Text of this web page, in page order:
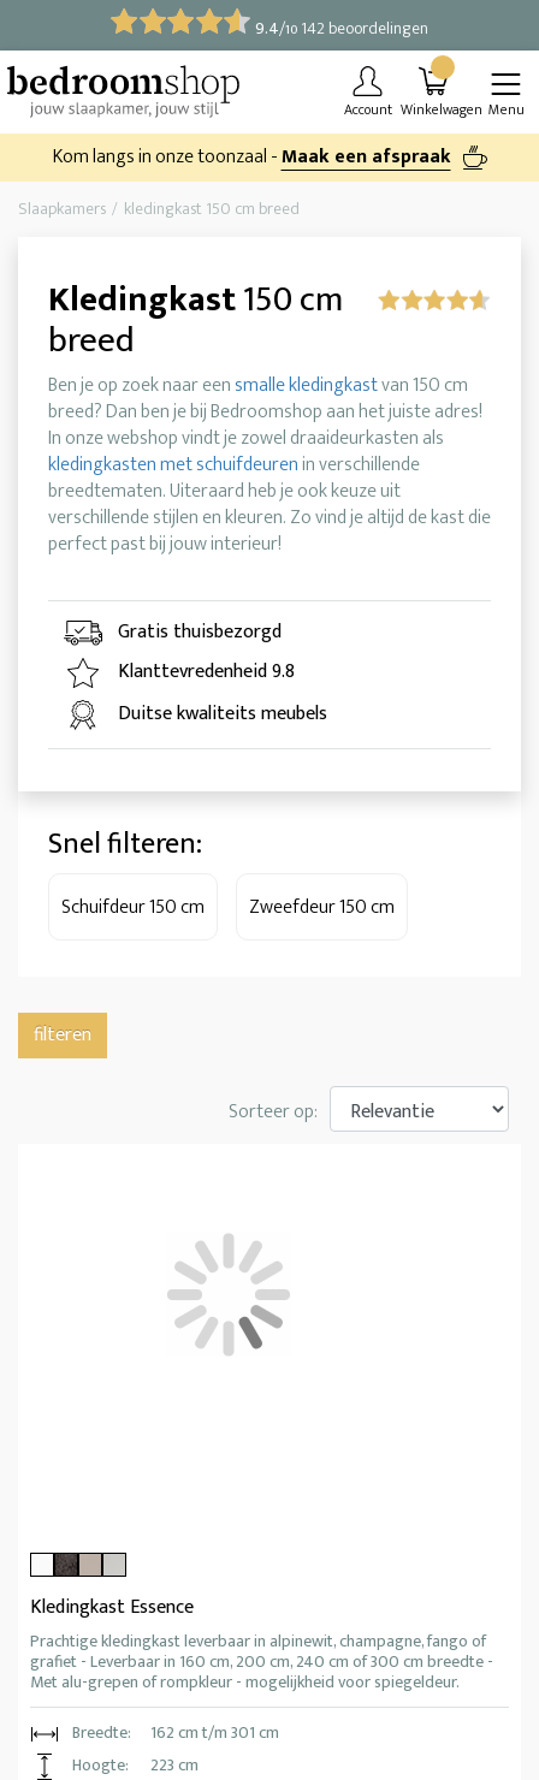
9.4/10 142 beoordelingen
Account Winkelwagen Menu
Kom langs in onze toonzaal -Maak een afspraak
Slaapkamers kledingkast 150 cm breed
Kledingkast150 cm
breed
Ben je op zoek naar eensmalle kledingkastvan 150 cm
breed? Dan ben je bij Bedroomshop aan het juiste adres!
In onze webshop vindt je zowel draaideurkasten als
kledingkasten met schuifdeurenin verschillende
breedtematen. Uiteraard heb je ook keuze uit
verschillende stijlen en kleuren. Zo vind je altijd de kast die
perfect past bij jouw interieur!
Gratis thuisbezorgd
Klanttevredenheid 9.8
Duitse kwaliteits meubels
Snel filteren:
Schuifdeur 150 cm Zweefdeur 150 cm
filteren
Sorteer op:
Kledingkast Essence
Prachtige kledingkast leverbaar in alpinewit, champagne, fango of
grafiet - Leverbaar in 160 cm, 200 cm, 240 cm of 300 cm breedte -
Met alu-grepen of rompkleur - mogelijkheid voor spiegeldeur.
Breedte:
162 cm t/m 301 cm
Hoogte:
223 cm